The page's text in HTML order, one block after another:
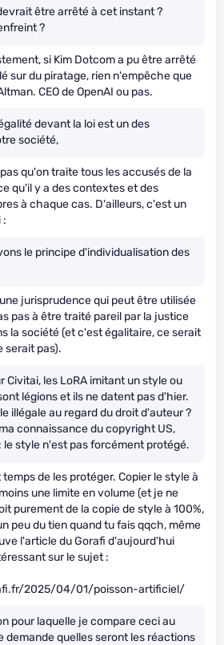
être arrêté à cet instant ?
?
si Kim Dotcom a pu être arrêté
sur du piratage, rien n'empêche que
CEO de OpenAI ou pas.
devant la loi est un des
société,
qu'on traite tous les accusés de la
qu'il y a des contextes et des
à chaque cas. D'ailleurs, c'est un
:
le principe d'individualisation des
jurisprudence qui peut être utilisée
pas à être traité pareil par la justice
la société (et c'est égalitaire, ce serait
serait pas).
Civitai, les LoRA imitant un style ou
légions et ils ne datent pas d'hier.
illégale au regard du droit d'auteur ?
connaissance du copyright US,
le style n'est pas forcément protégé.
de les protéger. Copier le style à
une limite en volume (et je ne
purement de la copie de style à 100%,
peu du tien quand tu fais qqch, même
l'article du Gorafi d'aujourd'hui
sur le sujet :
2025/04/01/poisson-artificiel/
pour laquelle je compare ceci au
demande quelles seront les réactions